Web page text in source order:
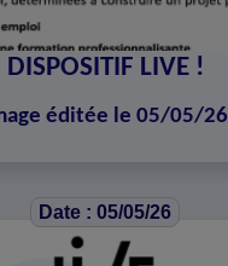
DISPOSITIF LIVE !
éditée le 05/05/26
Date : 05/05/26